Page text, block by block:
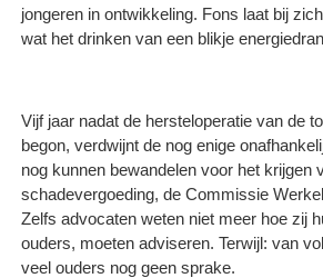
jongeren in ontwikkeling. Fons laat bij
wat het drinken van een blikje
Vijf jaar nadat de hersteloperatie van de
begon, verdwijnt de nog enige
nog kunnen bewandelen voor het krijgen
schadevergoeding, de Commissie
Zelfs advocaten weten niet meer hoe zij
ouders, moeten adviseren. Terwijl: van
veel ouders nog geen sprake.